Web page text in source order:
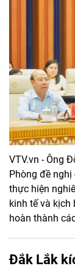
VTV.vn - Ông
Phòng đề
thực hiện
kinh tế và kịch
hoàn thành
Đắk Lắk